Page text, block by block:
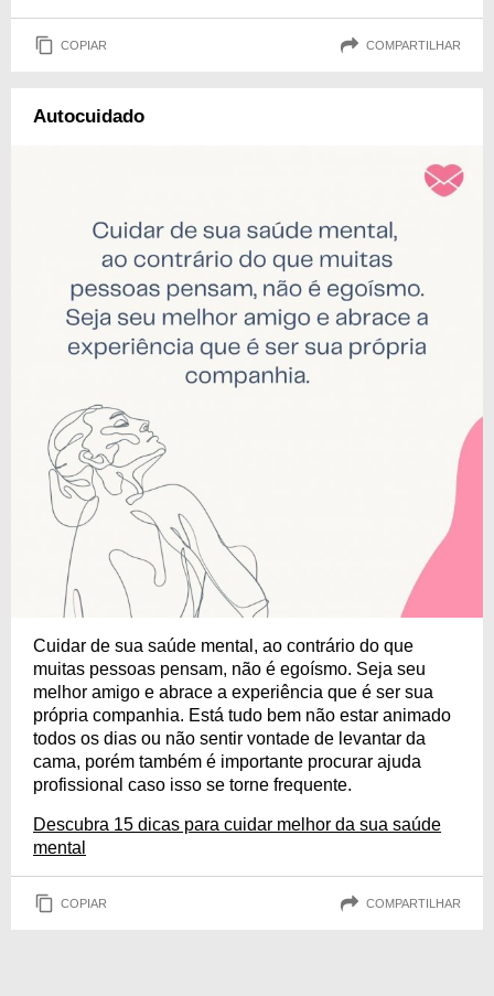
COPIAR COMPARTILHAR
Autocuidado
Cuidar de sua saúde mental, ao contrário do que
muitas pessoas pensam, não é egoísmo. Seja seu
melhor amigo e abrace a experiência que é ser sua
própria companhia. Está tudo bem não estar animado
todos os dias ou não sentir vontade de levantar da
cama, porém também é importante procurar ajuda
profissional caso isso se torne frequente.
Descubra 15 dicas para cuidar melhor da sua saúde
mental
COPIAR COMPARTILHAR